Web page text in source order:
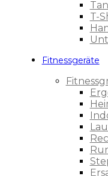
T-
Fitnessgeräte